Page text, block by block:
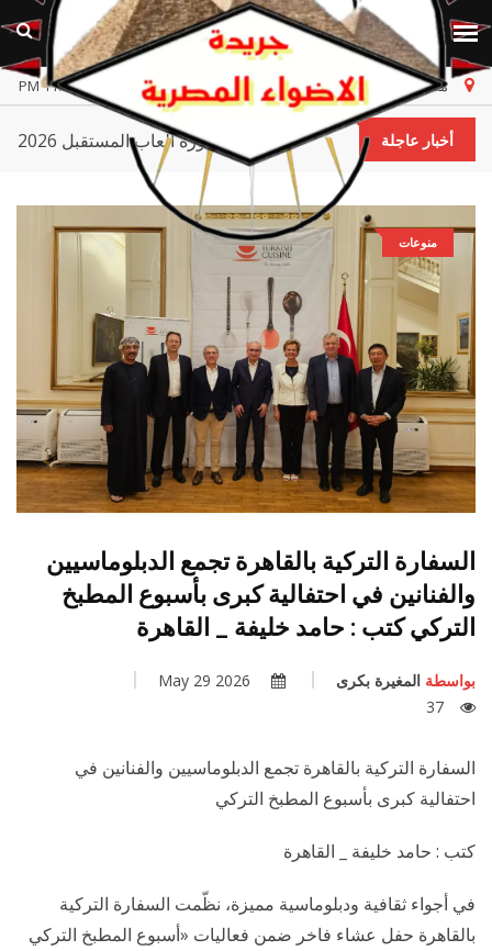
مصر الخميس، ٦ أغسطس ٢٠٢٦ أخر تحديث 11:44:10 PM
أخبار عاجلة
أحمد بالهول الفلاسي يحضر افتتاح دورة ألعاب المستقبل 2026 في أستانا
منوعات
السفارة التركية بالقاهرة تجمع الدبلوماسيين
والفنانين في احتفالية كبرى بأسبوع المطبخ
التركي كتب : حامد خليفة _ القاهرة
بواسطة المغيرة بكرى
37
السفارة التركية بالقاهرة تجمع الدبلوماسيين والفنانين في
احتفالية كبرى بأسبوع المطبخ التركي
كتب : حامد خليفة _ القاهرة
في أجواء ثقافية ودبلوماسية مميزة، نظّمت السفارة التركية
بالقاهرة حفل عشاء فاخر ضمن فعاليات «أسبوع المطبخ التركي